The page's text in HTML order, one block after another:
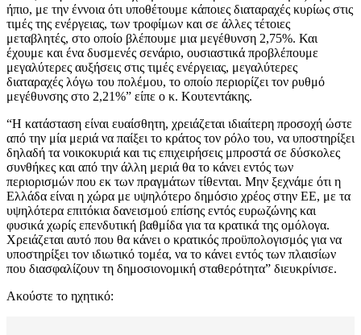
ήπιο, με την έννοια ότι υποθέτουμε κάποιες διαταραχές κυρίως στις
τιμές της ενέργειας, των τροφίμων και σε άλλες τέτοιες
μεταβλητές, στο οποίο βλέπουμε μια μεγέθυνση 2,75%. Και
έχουμε και ένα δυσμενές σενάριο, ουσιαστικά προβλέπουμε
μεγαλύτερες αυξήσεις στις τιμές ενέργειας, μεγαλύτερες
διαταραχές λόγω του πολέμου, το οποίο περιορίζει τον ρυθμό
μεγέθυνσης στο 2,21%” είπε ο κ. Κουτεντάκης.
“Η κατάσταση είναι ευαίσθητη, χρειάζεται ιδιαίτερη προσοχή ώστε
από την μία μεριά να παίξει το κράτος τον ρόλο του, να υποστηρίξει
δηλαδή τα νοικοκυριά και τις επιχειρήσεις μπροστά σε δύσκολες
συνθήκες και από την άλλη μεριά θα το κάνει εντός των
περιορισμών που εκ των πραγμάτων τίθενται. Μην ξεχνάμε ότι η
Ελλάδα είναι η χώρα με υψηλότερο δημόσιο χρέος στην ΕΕ, με τα
υψηλότερα επιτόκια δανεισμού επίσης εντός ευρωζώνης και
φυσικά χωρίς επενδυτική βαθμίδα για τα κρατικά της ομόλογα.
Χρειάζεται αυτό που θα κάνει ο κρατικός προϋπολογισμός για να
υποστηρίξει τον ιδιωτικό τομέα, να το κάνει εντός των πλαισίων
που διασφαλίζουν τη δημοσιονομική σταθερότητα” διευκρίνισε.
Ακούστε το ηχητικό: